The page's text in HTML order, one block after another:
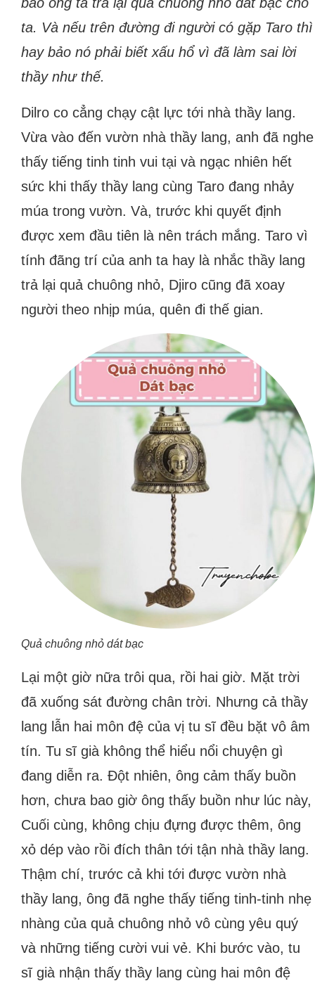
ta. Và nếu trên đường đi người có gặp Taro thì
hay bảo nó phải biết xấu hổ vì đã làm sai lời
thầy như thế.
Dilro co cẳng chạy cật lực tới nhà thầy lang.
Vừa vào đến vườn nhà thầy lang, anh đã nghe
thấy tiếng tinh tinh vui tại và ngạc nhiên hết
sức khi thấy thầy lang cùng Taro đang nhảy
múa trong vườn. Và, trước khi quyết định
được xem đầu tiên là nên trách mắng. Taro vì
tính đãng trí của anh ta hay là nhắc thầy lang
trả lại quả chuông nhỏ, Djiro cũng đã xoay
người theo nhịp múa, quên đi thế gian.
Quả chuông nhỏ dát bạc
Lại một giờ nữa trôi qua, rồi hai giờ. Mặt trời
đã xuống sát đường chân trời. Nhưng cả thầy
lang lẫn hai môn đệ của vị tu sĩ đều bặt vô âm
tín. Tu sĩ già không thể hiểu nổi chuyện gì
đang diễn ra. Đột nhiên, ông cảm thấy buồn
hơn, chưa bao giờ ông thấy buồn như lúc này,
Cuối cùng, không chịu đựng được thêm, ông
xỏ dép vào rồi đích thân tới tận nhà thầy lang.
Thậm chí, trước cả khi tới được vườn nhà
thầy lang, ông đã nghe thấy tiếng tinh-tinh nhẹ
nhàng của quả chuông nhỏ vô cùng yêu quý
và những tiếng cười vui vẻ. Khi bước vào, tu
sĩ già nhận thấy thầy lang cùng hai môn đệ